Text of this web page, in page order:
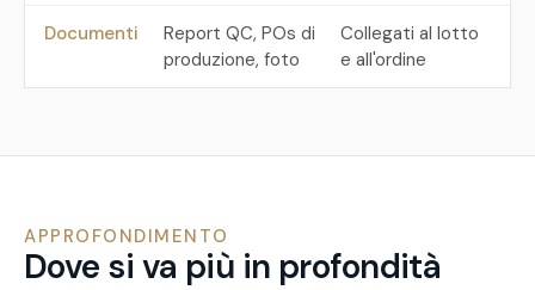
Documenti
Report QC, POs di
produzione, foto
Collegati al lotto
e all'ordine
APPROFONDIMENTO
Dove si va più in profondità